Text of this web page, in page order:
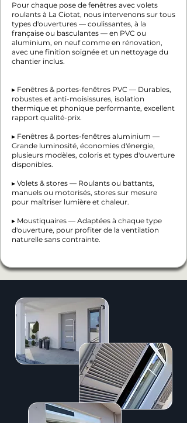
Pour chaque pose de fenêtres avec volets
roulants à La Ciotat, nous intervenons sur tous
types d'ouvertures — coulissantes, à la
française ou basculantes — en PVC ou
aluminium, en neuf comme en rénovation,
avec une finition soignée et un nettoyage du
chantier inclus.
▸ Fenêtres & portes-fenêtres PVC — Durables,
robustes et anti-moisissures, isolation
thermique et phonique performante, excellent
rapport qualité-prix.
▸ Fenêtres & portes-fenêtres aluminium —
Grande luminosité, économies d'énergie,
plusieurs modèles, coloris et types d'ouverture
disponibles.
▸ Volets & stores — Roulants ou battants,
manuels ou motorisés, stores sur mesure
pour maîtriser lumière et chaleur.
▸ Moustiquaires — Adaptées à chaque type
d'ouverture, pour profiter de la ventilation
naturelle sans contrainte.